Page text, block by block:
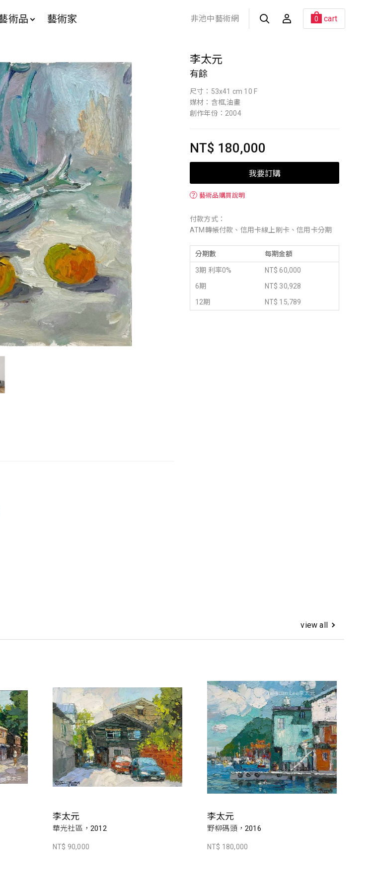
術品 藝術家 非池中藝術網 0 cart
李太元
有餘
尺寸：53x41 cm 10 F
媒材：含框,油畫
創作年份：2004
NT$ 180,000
我要訂購
？ 藝術品購買說明
付款方式：
ATM轉帳付款、信用卡線上刷卡、信用卡分期
分期數 每期金額
3期 利率0%
NT$ 60,000
6期
NT$ 30,928
12期
NT$ 15,789
view all
李太元
華光社區，2012
NT$ 90,000
李太元
野柳碼頭，2016
NT$ 180,000